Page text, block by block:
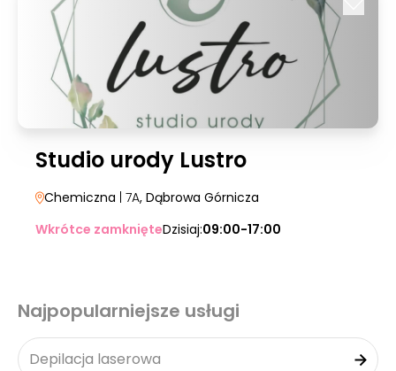
Studio urody Lustro
Chemiczna | 7A, Dąbrowa Górnicza
Wkrótce zamknięteDzisiaj:09:00-17:00
Najpopularniejsze usługi
Depilacja laserowa